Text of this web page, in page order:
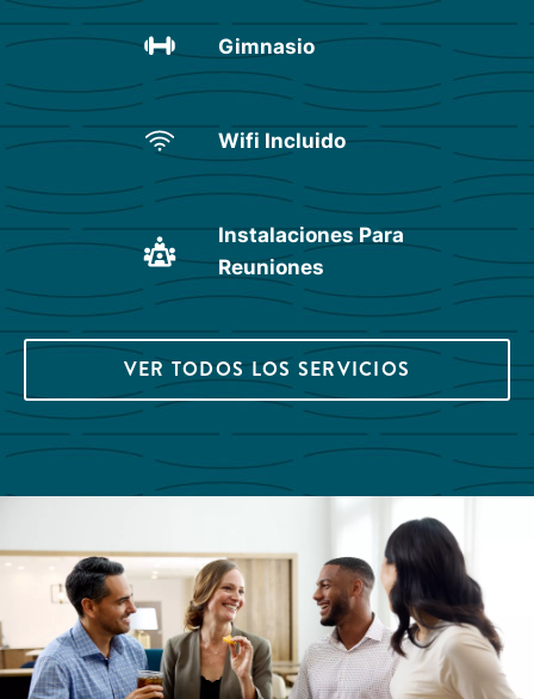
Gimnasio
Wifi Incluido
Instalaciones Para
Reuniones
VER TODOS LOS SERVICIOS